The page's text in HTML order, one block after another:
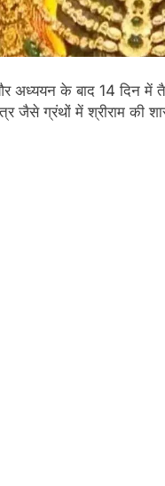
अध्ययन के बाद 14 दिन में
जैसे ग्रंथों में श्रीराम की